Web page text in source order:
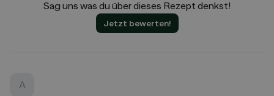
Sag uns was du über dieses Rezept denkst!
Jetzt bewerten!
A